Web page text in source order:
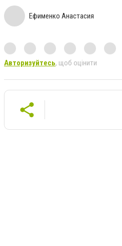
Ефименко Анастасия
Авторизуйтесь, щоб оцінити